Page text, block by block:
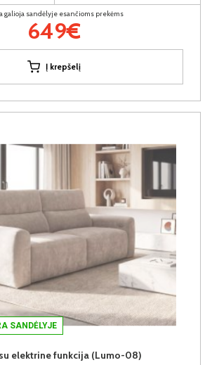
galioja sandėlyje esančioms prekėms
649€
Į krepšelį
SANDĖLYJE
elektrine funkcija (Lumo-08)